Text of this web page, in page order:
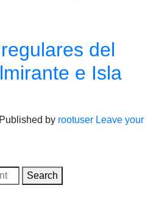
del
e Isla
Published by rootuser Leave your
Search